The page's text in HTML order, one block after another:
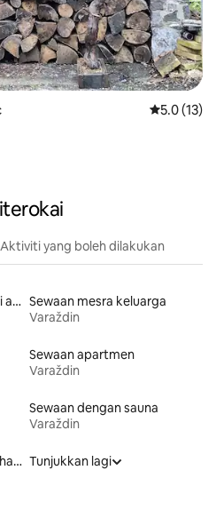
Penarafan
5.0 (13)
Aktiviti yang boleh dilakukan
Sewaan dengan tab mandi air panas Sewaan mesra keluarga
Varaždin
Sewaan apartmen
Varaždin
Sewaan dengan sauna
Varaždin
Sewaan mesra haiwan peliharaan Tunjukkan lagi